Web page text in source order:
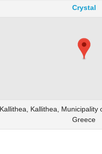
Crystal
Kallithea, Municipality
Greece